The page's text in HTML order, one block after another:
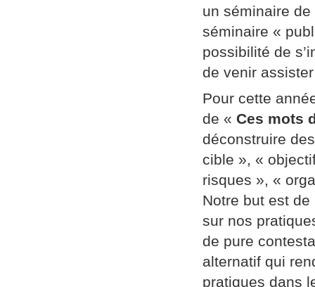
un séminaire
séminaire «
possibilité de
de venir
Pour cette
de « Ces mots
déconstruire
cible », «
risques », «
Notre but est de
sur nos
de pure
alternatif qui
pratiques dans